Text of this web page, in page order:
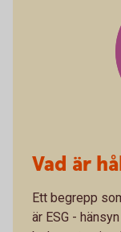
Vad är
Ett begrepp
är ESG -